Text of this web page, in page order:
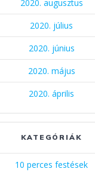
2020. augusztus
2020. július
2020. június
2020. május
2020. április
KATEGÓRIÁK
10 perces festések